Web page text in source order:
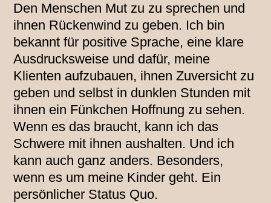
Den Menschen Mut zu zu sprechen und
ihnen Rückenwind zu geben. Ich bin
bekannt für positive Sprache, eine klare
Ausdrucksweise und dafür, meine
Klienten aufzubauen, ihnen Zuversicht zu
geben und selbst in dunklen Stunden mit
ihnen ein Fünkchen Hoffnung zu sehen.
Wenn es das braucht, kann ich das
Schwere mit ihnen aushalten. Und ich
kann auch ganz anders. Besonders,
wenn es um meine Kinder geht. Ein
persönlicher Status Quo.